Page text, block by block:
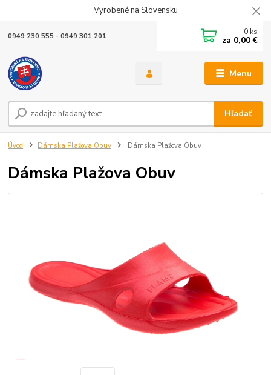
Vyrobené na Slovensku
Menu
Hľadať
0949 230 555 - 0949 301 201 0 ks
za 0,00 €
Úvod Dámska Plažova Obuv Dámska Plažova Obuv
Dámska Plažova Obuv